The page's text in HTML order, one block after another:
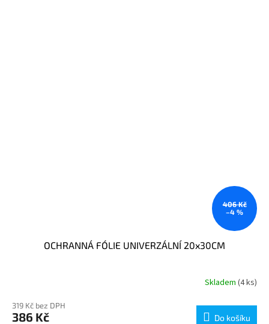
406 Kč
–4 %
OCHRANNÁ FÓLIE UNIVERZÁLNÍ 20x30CM
Skladem (4 ks)
319 Kč bez DPH
386 Kč Do košíku